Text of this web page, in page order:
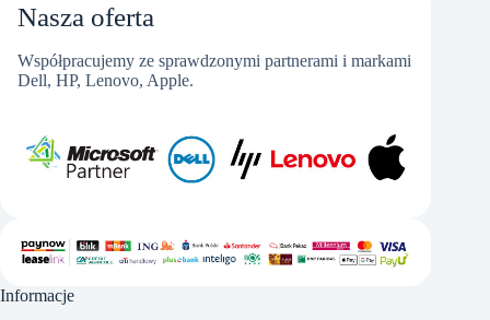
Nasza oferta
Współpracujemy ze sprawdzonymi partnerami i markami
Dell, HP, Lenovo, Apple.
Informacje